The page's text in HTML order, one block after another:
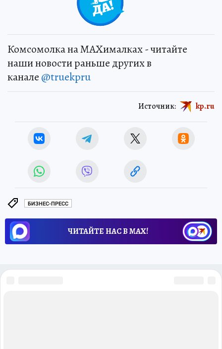
Комсомолка на MAXималках - читайте
наши новости раньше других в
канале @truekpru
Источник: kp.ru
БИЗНЕС-ПРЕСС
ЧИТАЙТЕ НАС В МАХ!